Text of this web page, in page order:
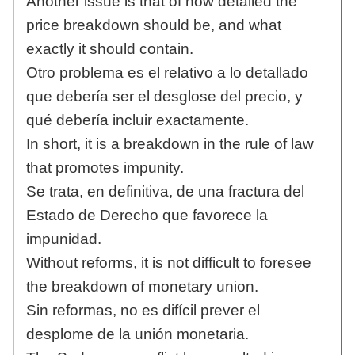
price breakdown should be, and what
exactly it should contain.
Otro problema es el relativo a lo detallado
que debería ser el desglose del precio, y
qué debería incluir exactamente.
In short, it is a breakdown in the rule of law
that promotes impunity.
Se trata, en definitiva, de una fractura del
Estado de Derecho que favorece la
impunidad.
Without reforms, it is not difficult to foresee
the breakdown of monetary union.
Sin reformas, no es difícil prever el
desplome de la unión monetaria.